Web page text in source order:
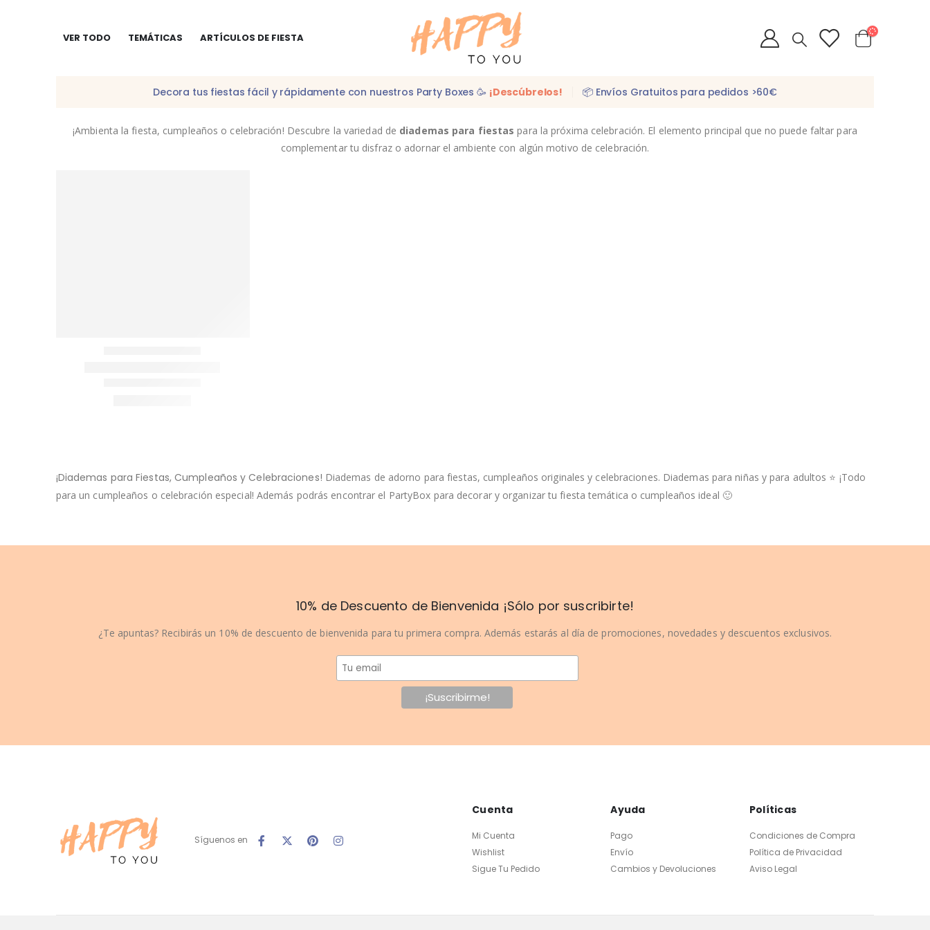
VER TODO TEMÁTICAS ARTÍCULOS DE FIESTA
Decora tus fiestas fácil y rápidamente con nuestros Party Boxes 🥳 ¡Descúbrelos! 📦 Envíos Gratuitos para pedidos >60€
¡Ambienta la fiesta, cumpleaños o celebración! Descubre la variedad de diademas para fiestas para la próxima celebración. El elemento principal que no puede faltar para
complementar tu disfraz o adornar el ambiente con algún motivo de celebración.
¡Diademas para Fiestas, Cumpleaños y Celebraciones! Diademas de adorno para fiestas, cumpleaños originales y celebraciones. Diademas para niñas y para adultos ⭐️ ¡Todo
para un cumpleaños o celebración especial! Además podrás encontrar el PartyBox para decorar y organizar tu fiesta temática o cumpleaños ideal 🙂
10% de Descuento de Bienvenida ¡Sólo por suscribirte!
¿Te apuntas? Recibirás un 10% de descuento de bienvenida para tu primera compra. Además estarás al día de promociones, novedades y descuentos exclusivos.
Síguenos en
Cuenta
Mi Cuenta
Wishlist
Sigue Tu Pedido
Ayuda
Pago
Envío
Cambios y Devoluciones
Políticas
Condiciones de Compra
Política de Privacidad
Aviso Legal